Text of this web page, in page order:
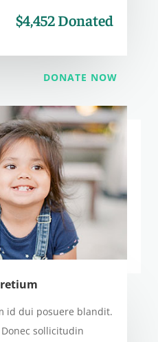
$4,452 Donated
DONATE NOW
id dui posuere blandit.
sollicitudin